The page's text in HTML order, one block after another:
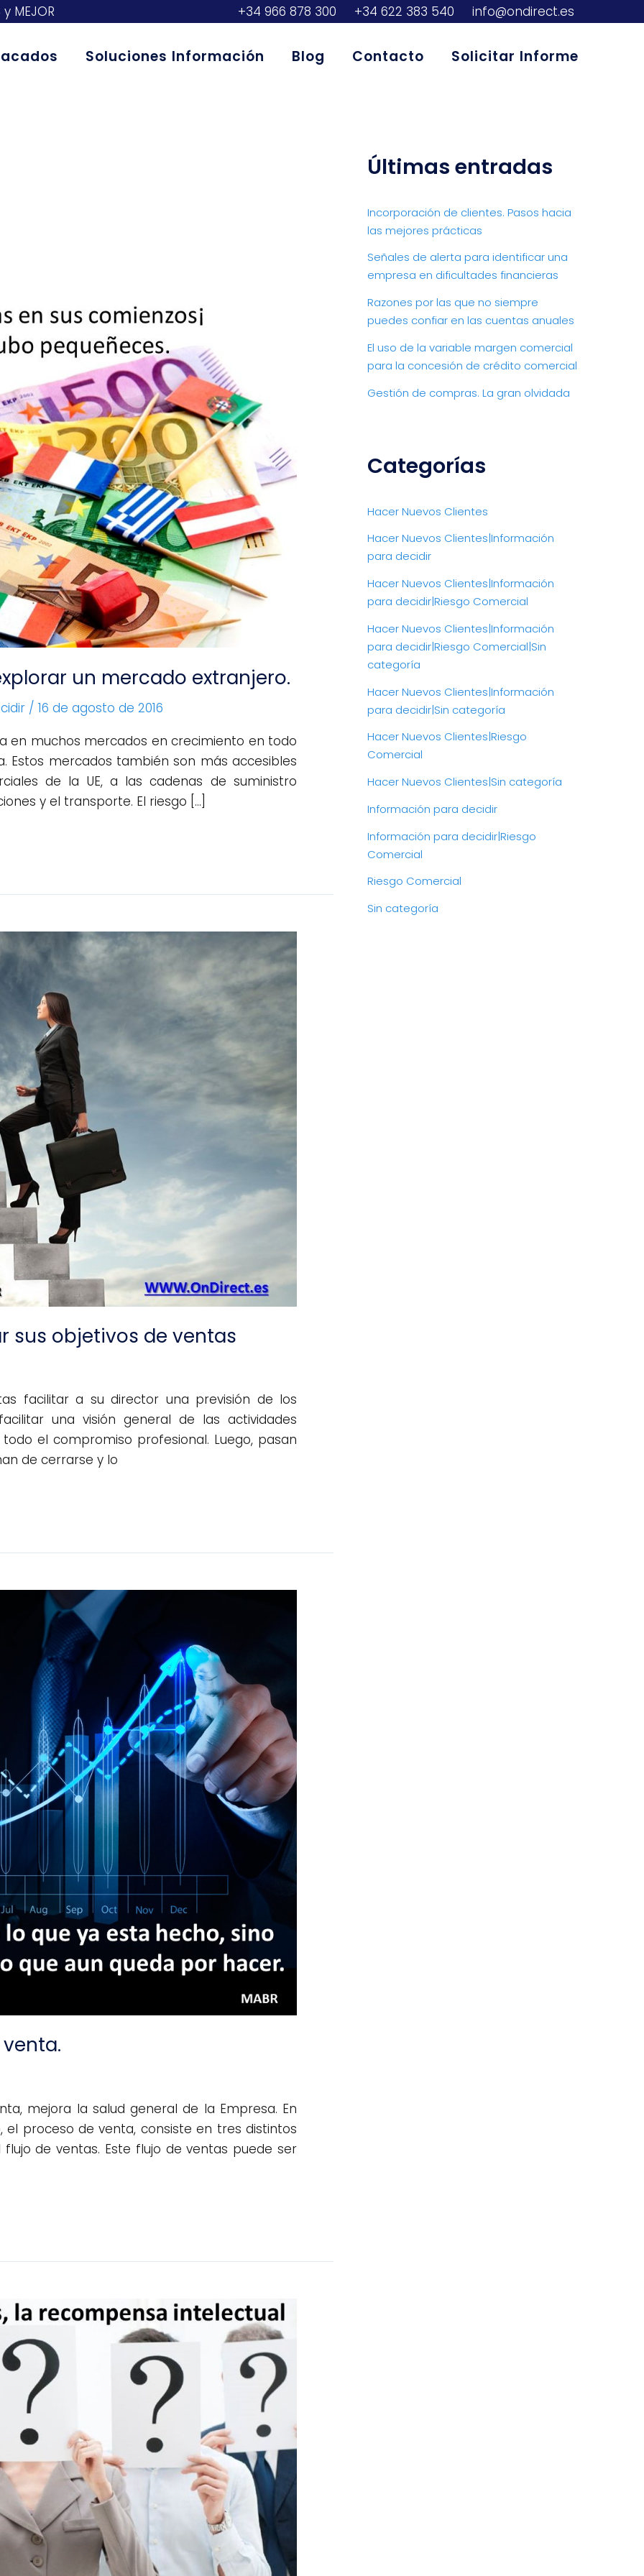
MEJOR +34 966 878 300 +34 622 383 540 info@ondirect.es
Soluciones Información Blog Contacto Solicitar Informe
un mercado extranjero.
/ 16 de agosto de 2016
en muchos mercados en crecimiento en todo
Estos mercados también son más accesibles
de la UE, a las cadenas de suministro
y el transporte. El riesgo […]
sus objetivos de ventas
facilitar a su director una previsión de los
una visión general de las actividades
el compromiso profesional. Luego, pasan
de cerrarse y lo
mejora la salud general de la Empresa. En
proceso de venta, consiste en tres distintos
de ventas. Este flujo de ventas puede ser
Últimas entradas
Incorporación de clientes. Pasos hacia
las mejores prácticas
Señales de alerta para identificar una
empresa en dificultades financieras
Razones por las que no siempre
puedes confiar en las cuentas anuales
El uso de la variable margen comercial
para la concesión de crédito comercial
Gestión de compras. La gran olvidada
Categorías
Hacer Nuevos Clientes
Hacer Nuevos Clientes|Información
para decidir
Hacer Nuevos Clientes|Información
para decidir|Riesgo Comercial
Hacer Nuevos Clientes|Información
para decidir|Riesgo Comercial|Sin
categoría
Hacer Nuevos Clientes|Información
para decidir|Sin categoría
Hacer Nuevos Clientes|Riesgo
Comercial
Hacer Nuevos Clientes|Sin categoría
Información para decidir
Información para decidir|Riesgo
Comercial
Riesgo Comercial
Sin categoría